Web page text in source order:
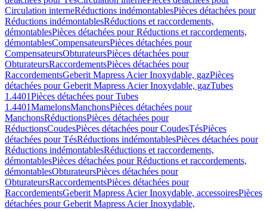
Circulation interneRéductions indémontablesPièces détachées pour
Réductions indémontablesRéductions et raccordements,
démontablesPièces détachées pour Réductions et raccordements,
démontablesCompensateursPièces détachées pour
CompensateursObturateursPièces détachées pour
ObturateursRaccordementsPièces détachées pour
RaccordementsGeberit Mapress Acier Inoxydable, gazPièces
détachées pour Geberit Mapress Acier Inoxydable, gazTubes
1.4401Pièces détachées pour Tubes
1.4401MamelonsManchonsPièces détachées pour
ManchonsRéductionsPièces détachées pour
RéductionsCoudesPièces détachées pour CoudesTésPièces
détachées pour TésRéductions indémontablesPièces détachées pour
Réductions indémontablesRéductions et raccordements,
démontablesPièces détachées pour Réductions et raccordements,
démontablesObturateursPièces détachées pour
ObturateursRaccordementsPièces détachées pour
RaccordementsGeberit Mapress Acier Inoxydable, accessoiresPièces
détachées pour Geberit Mapress Acier Inoxydable,